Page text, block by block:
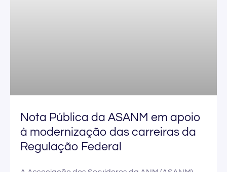
Nota Pública da ASANM em apoio
à modernização das carreiras da
Regulação Federal